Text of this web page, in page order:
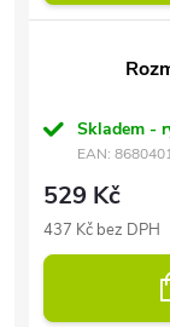
Skladem -
EAN:
529 Kč
437 Kč bez DPH